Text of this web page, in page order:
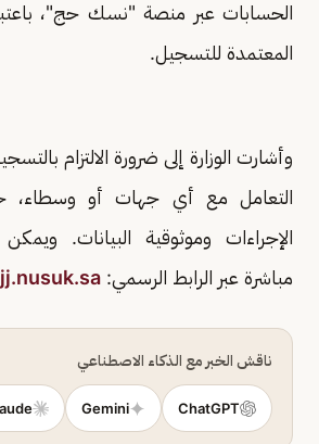
الحسابات عبر منصة "نسك حج"،
المعتمدة للتسجيل.
وأشارت الوزارة إلى ضرورة الالتزام
التعامل مع أي جهات أو وسطاء،
الإجراءات وموثوقية البيانات.
مباشرة عبر الرابط الرسمي:
ناقش الخبر مع الذكاء الاصطناعي
ChatGPT
Gemini